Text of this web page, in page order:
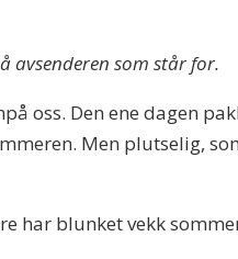
avsenderen som står for.
oss. Den ene dagen
Men plutselig,
har blunket vekk